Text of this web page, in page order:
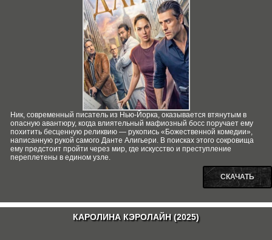
Ник, современный писатель из Нью-Йорка, оказывается втянутым в
опасную авантюру, когда влиятельный мафиозный босс поручает ему
похитить бесценную реликвию — рукопись «Божественной комедии»,
написанную рукой самого Данте Алигьери. В поисках этого сокровища
ему предстоит пройти через мир, где искусство и преступление
переплетены в едином узле.
СКАЧАТЬ
КАРОЛИНА КЭРОЛАЙН (2025)